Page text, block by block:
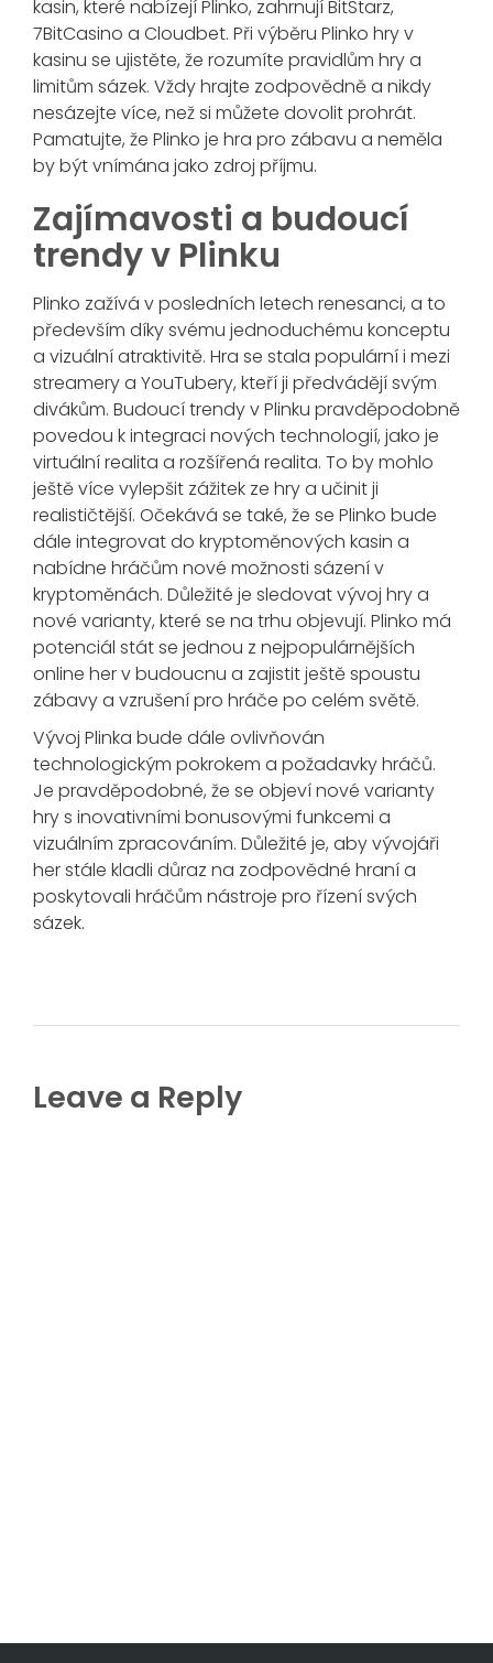
kasin, které nabízejí Plinko, zahrnují BitStarz,
7BitCasino a Cloudbet. Při výběru Plinko hry v
kasinu se ujistěte, že rozumíte pravidlům hry a
limitům sázek. Vždy hrajte zodpovědně a nikdy
nesázejte více, než si můžete dovolit prohrát.
Pamatujte, že Plinko je hra pro zábavu a neměla
by být vnímána jako zdroj příjmu.
Zajímavosti a budoucí
trendy v Plinku
Plinko zažívá v posledních letech renesanci, a to
především díky svému jednoduchému konceptu
a vizuální atraktivitě. Hra se stala populární i mezi
streamery a YouTubery, kteří ji předvádějí svým
divákům. Budoucí trendy v Plinku pravděpodobně
povedou k integraci nových technologií, jako je
virtuální realita a rozšířená realita. To by mohlo
ještě více vylepšit zážitek ze hry a učinit ji
realističtější. Očekává se také, že se Plinko bude
dále integrovat do kryptoměnových kasin a
nabídne hráčům nové možnosti sázení v
kryptoměnách. Důležité je sledovat vývoj hry a
nové varianty, které se na trhu objevují. Plinko má
potenciál stát se jednou z nejpopulárnějších
online her v budoucnu a zajistit ještě spoustu
zábavy a vzrušení pro hráče po celém světě.
Vývoj Plinka bude dále ovlivňován
technologickým pokrokem a požadavky hráčů.
Je pravděpodobné, že se objeví nové varianty
hry s inovativními bonusovými funkcemi a
vizuálním zpracováním. Důležité je, aby vývojáři
her stále kladli důraz na zodpovědné hraní a
poskytovali hráčům nástroje pro řízení svých
sázek.
Leave a Reply